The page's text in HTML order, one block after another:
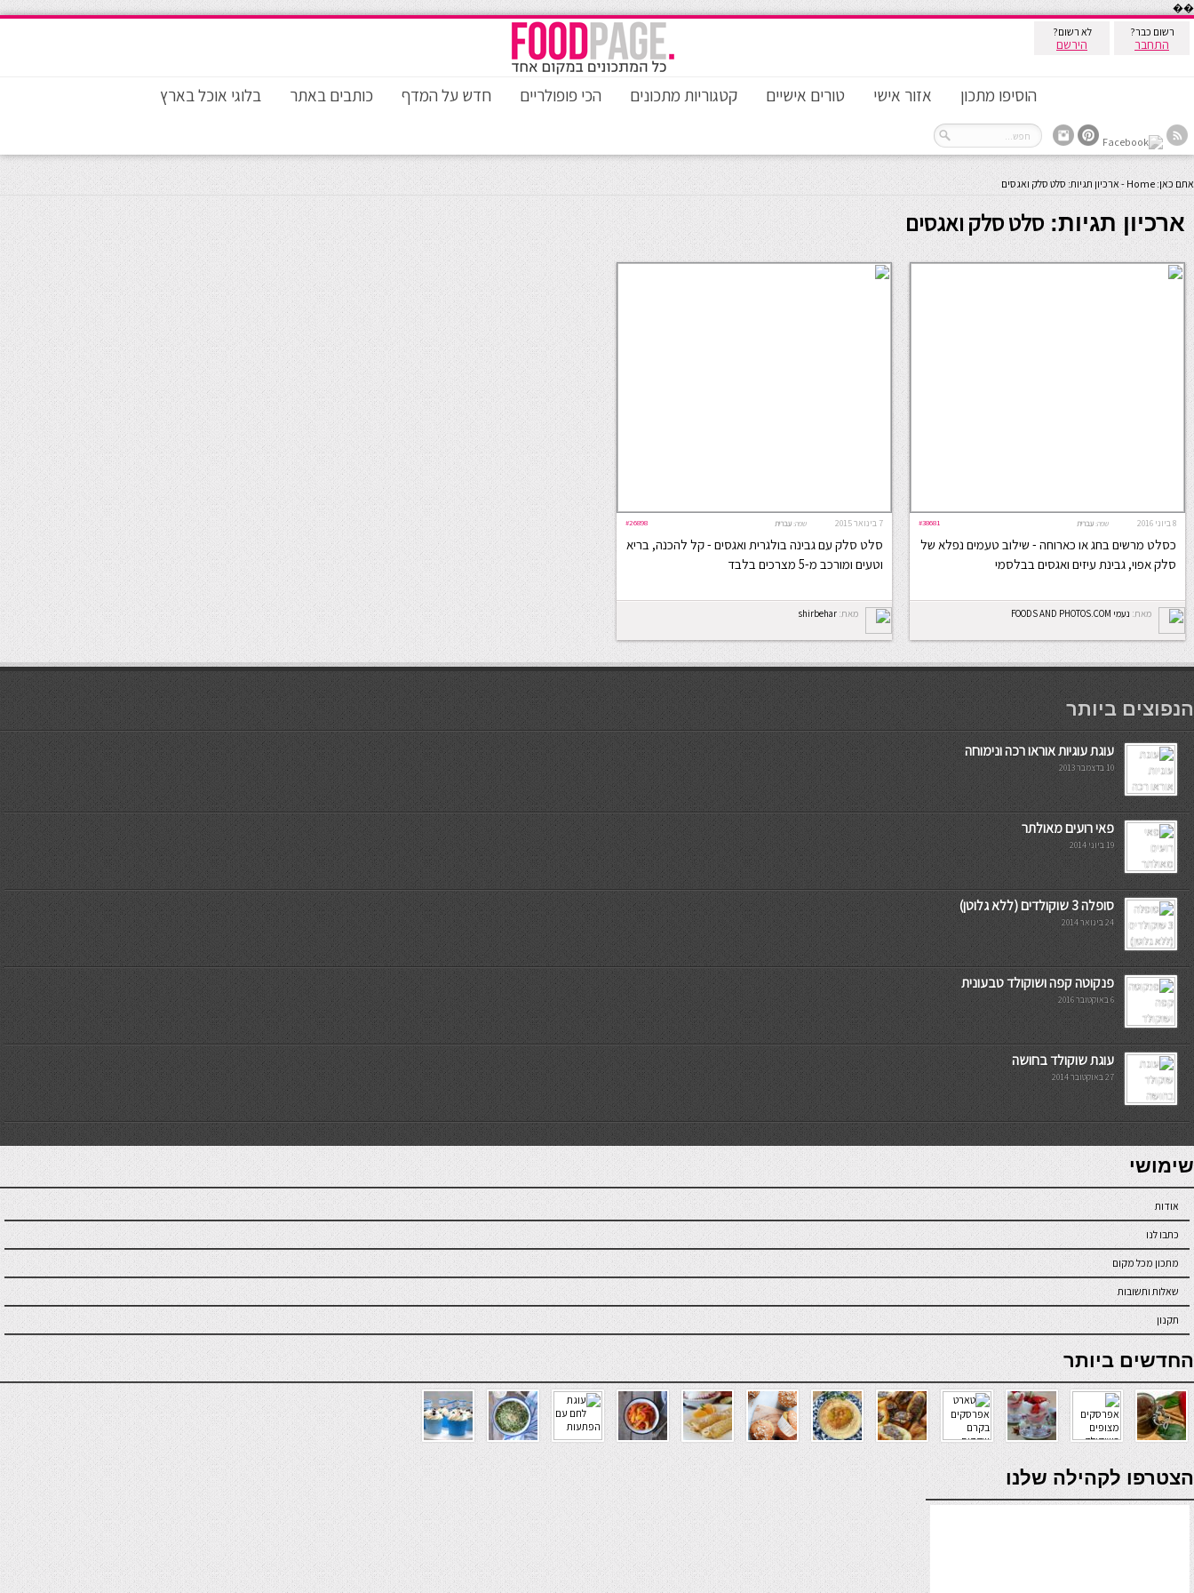
��
רשום כבר?
התחבר
לא רשום?
הירשם
הוסיפו מתכון אזור אישי טורים אישיים קטגוריות מתכונים הכי פופולריים חדש על המדף כותבים באתר בלוגי אוכל בארץ
אתם כאן: Home
-ארכיון תגיות: סלט סלק ואגסים
ארכיון תגיות: סלט סלק ואגסים
8 ביוני 2016 #38681 שפה: עברית
כסלט מרשים בחג או כארוחה - שילוב טעמים נפלא של
סלק אפוי, גבינת עיזים ואגסים בבלסמי
מאת: נעמי FOODS AND PHOTOS.COM
7 בינואר 2015 #26898 שפה: עברית
סלט סלק עם גבינה בולגרית ואגסים - קל להכנה, בריא
וטעים ומורכב מ-5 מצרכים בלבד
מאת: shirbehar
мостбет кг
הנפוצים ביותר
עוגת עוגיות אוראו רכה ונימוחה
10 בדצמבר 2013
פאי רועים מאולתר
19 ביוני 2014
סופלה 3 שוקולדים (ללא גלוטן)
24 בינואר 2014
פנקוטה קפה ושוקולד טבעונית
6 באוקטובר 2016
עוגת שוקולד בחושה
27 באוקטובר 2014
7slots
seriöse online casinos österreich
שימושי
אודות
כתבו לנו
מתכון מכל מקום
שאלות ותשובות
תקנון
online casino
החדשים ביותר
verde casino
הצטרפו לקהילה שלנו